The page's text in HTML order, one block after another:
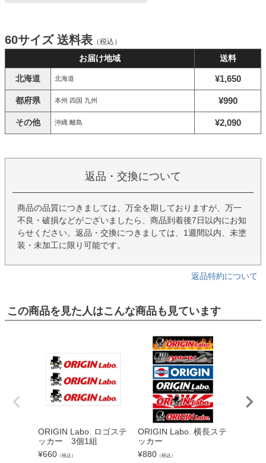
60サイズ 送料表 （税込）
お届け地域 送料
北海道 北海道 ¥1,650
都府県 本州 四国 九州 ¥990
その他 沖縄 離島 ¥2,090
返品・交換について
商品の品質につきましては、万全を期しておりますが、万一
不良・破損などがございましたら、商品到着後7日以内にお知
らせください。返品・交換につきましては、1週間以内、未塗
装・未加工に限り可能です。
返品特約について
この商品を見た人はこんな商品も見ています
ORIGIN Labo. ロゴステ
ッカー 3個1組
¥660 （税込）
ORIGIN Labo. 横長ステ
ッカー
¥880 （税込）